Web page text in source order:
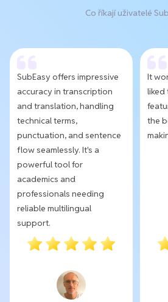
Co říkají uživatelé
SubEasy offers impressive
accuracy in transcription
and translation, handling
technical terms,
punctuation, and sentence
flow seamlessly. It's a
powerful tool for
academics and
professionals needing
reliable multilingual
support.
It
liked
the